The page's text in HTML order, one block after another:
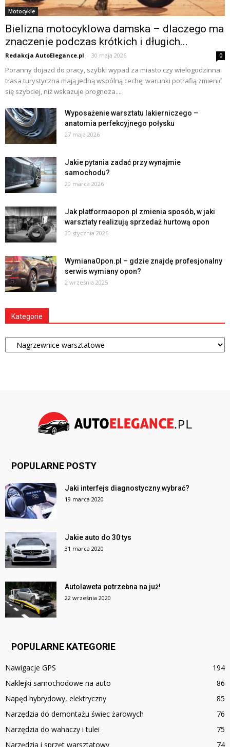
Motocykle
Bielizna motocyklowa damska – dlaczego ma
znaczenie podczas krótkich i długich...
Redakcja AutoElegance.pl - 30 maja 2026 0
Poranny dojazd do pracy, szybki wypad za miasto czy wielogodzinna
trasa turystyczna mają jedną wspólną cechę: warunki potrafią zmienić
się szybciej, niż wskazuje prognoza....
Wyposażenie warsztatu lakierniczego –
anatomia perfekcyjnego połysku
27 maja 2026
Jakie pytania zadać przy wynajmie
samochodu?
20 marca 2026
Jak platformaopon.pl zmienia sposób, w jaki
warsztaty realizują sprzedaż hurtową opon
30 stycznia 2026
WymianaOpon.pl – gdzie znajdę profesjonalny
serwis wymiany opon?
2 września 2025
Kategorie
Kategorie
POPULARNE POSTY
Jaki interfejs diagnostyczny wybrać?
19 marca 2020
Jakie auto do 30 tys
31 marca 2020
Autolaweta potrzebna na już!
22 września 2020
POPULARNE KATEGORIE
Nawigacje GPS
194
Naklejki samochodowe na auto
86
Napęd hybrydowy, elektryczny
85
Narzędzia do demontażu świec żarowych
76
Narzędzia do wahaczy i tulei
75
Narzędzia i sprzęt warsztatowy
74